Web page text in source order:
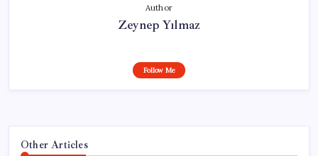
Author
Zeynep Yılmaz
Follow Me
Other Articles